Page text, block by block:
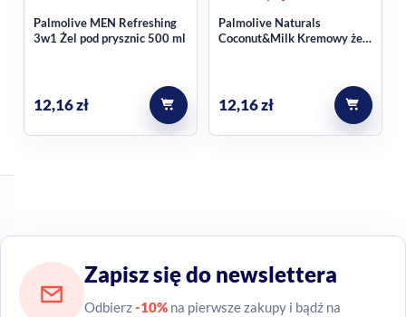
Palmolive MEN Refreshing
3w1 Żel pod prysznic 500 ml
12,16zł
Palmolive Naturals
Coconut&Milk Kremowy żel
12,16zł
Zapisz się do newslettera
Odbierz-10% na pierwsze zakupy i bądź na